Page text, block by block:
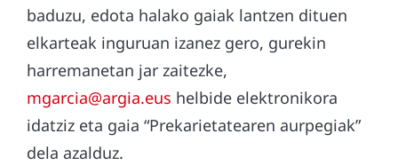
baduzu, edota halako gaiak lantzen dituen
elkarteak inguruan izanez gero, gurekin
harremanetan jar zaitezke,
mgarcia@argia.eus helbide elektronikora
idatziz eta gaia “Prekarietatearen aurpegiak”
dela azalduz.